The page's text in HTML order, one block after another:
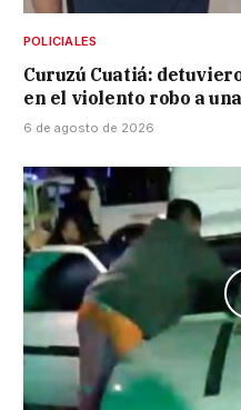
POLICIALES
Curuzú Cuatiá:
en el violento robo a
6 de agosto de 2026